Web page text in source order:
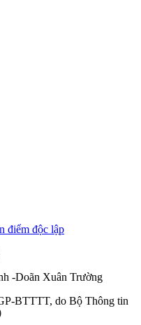
điểm độc lập
-Doãn Xuân Trường
BTTTT, do Bộ Thông tin